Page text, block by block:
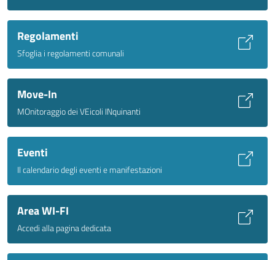
Regolamenti
Sfoglia i regolamenti comunali
Move-In
MOnitoraggio dei VEicoli INquinanti
Eventi
Il calendario degli eventi e manifestazioni
Area WI-FI
Accedi alla pagina dedicata